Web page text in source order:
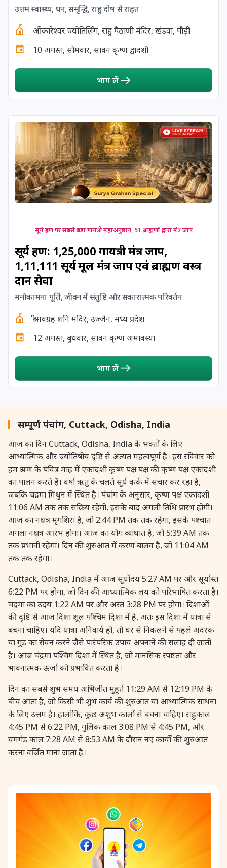
17 August, 2026
18 August, 2026 Kalki Jayanti
18 August, 2026 Mangala Gauri Vrat
18 August, 2026 Skanda Sashti
19 August, 2026 Tulsidas Jayanti
20 August, 2026 Masik Durgashtami
24 August, 2026 Damodara Dwadashi
24 August, 2026 Shravana Putrada Ekadashi
25 August, 2026 Mangala Gauri Vrat
25 August, 2026 Pradosh Vrat
26 August, 2026
27 August, 2026 Shravana Purnima Vrat
28 August, 2026 Anvadhan
28 August, 2026 Chandra Grahan *Anshika
28 August, 2026 Gayatri Jayanti
28 August, 2026 Narali Purnima
28 August, 2026 Raksha Bandhan
28 August, 2026 Sanskrit Diwas
28 August, 2026 Shravana Purnima
28 August, 2026 Varalakshmi Vrat
28 August, 2026 Yajurveda Upakarma
29 August, 2026 Bhadrapada Begins *North
Heramba Sankashti Chaturthi
उत्तम स्वास्थ्य, धन, समृद्धि, राहु दोष से राहत
ओंकारेश्वर ज्योतिर्लिंग, राहु पैठाणी मंदिर, खंडवा, पौड़ी
10 अगस्त, सोमवार, सावन कृष्ण द्वादशी
भाग लें
सूर्य ग्रहण पर सबसे बड़ा गायत्री महाअनुष्ठान, 51 ब्राह्मणों द्वारा मंत्र जाप
सूर्य ग्रहण: 1,25,000 गायत्री मंत्र जाप,
1,11,111 सूर्य मूल मंत्र जाप एवं ब्राह्मण वस्त्र
दान सेवा
मनोकामना पूर्ति, जीवन में संतुष्टि और सकारात्मक परिवर्तन
श्री नवग्रह शनि मंदिर, उज्जैन, मध्य प्रदेश
12 अगस्त, बुधवार, सावन कृष्ण अमावस्या
भाग लें
सम्पूर्ण पंचांग, Cuttack, Odisha, India
आज का दिन Cuttack, Odisha, India के भक्तों के लिए
आध्यात्मिक और ज्योतिषीय दृष्टि से अत्यंत महत्वपूर्ण है। इस रविवार को
हम श्रावण के पवित्र माह में एकादशी कृष्ण पक्ष पक्ष की कृष्ण पक्ष एकादशी
का पालन करते हैं। वर्षा ऋतु के चलते सूर्य कर्क में संचार कर रहा है,
जबकि चंद्रमा मिथुन में स्थित है। पंचांग के अनुसार, कृष्ण पक्ष एकादशी
11:06 AM तक तक सक्रिय रहेगी, इसके बाद अगली तिथि प्रारंभ होगी।
आज का नक्षत्र मृगशिरा है, जो 2:44 PM तक तक रहेगा, इसके पश्चात
अगला नक्षत्र आरंभ होगा। आज का योग व्याघात है, जो 5:39 AM तक
तक प्रभावी रहेगा। दिन की शुरुआत में करण बालव है, जो 11:04 AM
तक तक रहेगा।
Cuttack, Odisha, India में आज सूर्योदय 5:27 AM पर और सूर्यास्त
6:22 PM पर होगा, जो दिन की आध्यात्मिक लय को परिभाषित करता है।
चंद्रमा का उदय 1:22 AM पर और अस्त 3:28 PM पर होगा। दिशाओं
की दृष्टि से आज दिशा शूल पश्चिम दिशा में है, अतः इस दिशा में यात्रा से
बचना चाहिए। यदि यात्रा अनिवार्य हो, तो घर से निकलने से पहले अदरक
या गुड़ का सेवन करने जैसे पारंपरिक उपाय अपनाने की सलाह दी जाती
है। आज चंद्रमा पश्चिम दिशा में स्थित है, जो मानसिक स्पष्टता और
भावनात्मक ऊर्जा को प्रभावित करता है।
दिन का सबसे शुभ समय अभिजीत मुहूर्त 11:29 AM से 12:19 PM के
बीच आता है, जो किसी भी शुभ कार्य की शुरुआत या आध्यात्मिक साधना
के लिए उत्तम है। हालांकि, कुछ अशुभ कालों से बचना चाहिए। राहुकाल
4:45 PM से 6:22 PM, गुलिक काल 3:08 PM से 4:45 PM, और
यमगंड काल 7:28 AM से 8:53 AM के दौरान नए कार्यों की शुरुआत
करना वर्जित माना जाता है।